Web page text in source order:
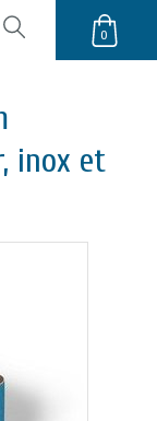
0
inox et